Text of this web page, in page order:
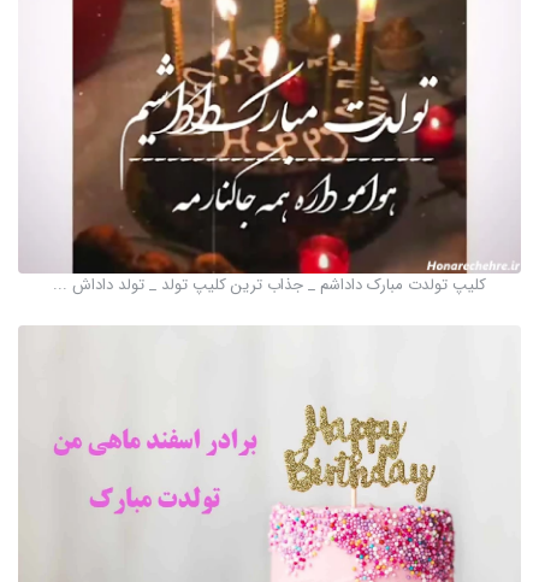
کلیپ تولدت مبارک داداشم _ جذاب ترین کلیپ تولد _ تولد داداش ...